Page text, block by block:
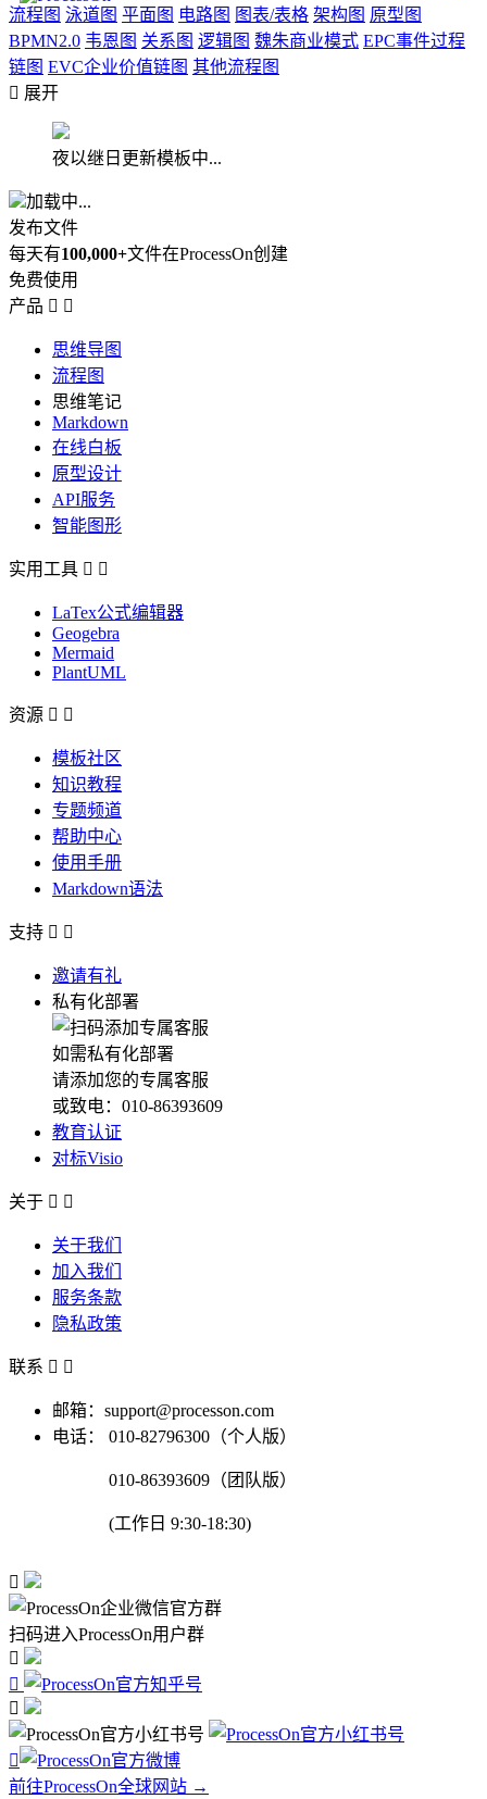
流程图 泳道图 平面图 电路图 图表/表格 架构图 原型图
BPMN2.0 韦恩图 关系图 逻辑图 魏朱商业模式 EPC事件过程
链图 EVC企业价值链图 其他流程图
 展开
夜以继日更新模板中...
加载中...
发布文件
每天有100,000+文件在ProcessOn创建
免费使用
产品  
思维导图
流程图
思维笔记
Markdown
在线白板
原型设计
API服务
智能图形
实用工具  
LaTex公式编辑器
Geogebra
Mermaid
PlantUML
资源  
模板社区
知识教程
专题频道
帮助中心
使用手册
Markdown语法
支持  
邀请有礼
私有化部署
如需私有化部署
请添加您的专属客服
或致电：010-86393609
教育认证
对标Visio
关于  
关于我们
加入我们
服务条款
隐私政策
联系  
邮箱：support@processon.com
电话：
010-82796300（个人版）
010-86393609（团队版）
(工作日 9:30-18:30)

扫码进入ProcessOn用户群




前往ProcessOn全球网站 →